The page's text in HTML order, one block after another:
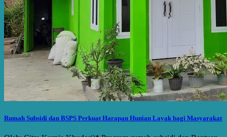
Rumah Subsidi dan BSPS Perkuat Harapan Hunian Layak bagi Masyarakat